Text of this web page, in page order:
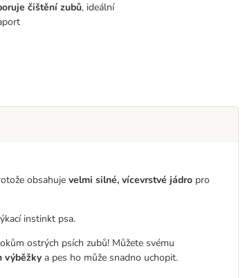
čištění zubů, ideální
obsahuje velmi silné, vícevrstvé jádro pro
instinkt psa.
ostrých psích zubů! Můžete svému
výběžky a pes ho může snadno uchopit.